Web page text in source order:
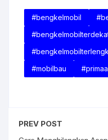
#bengkelmobil
#mobilbau
PREV POST